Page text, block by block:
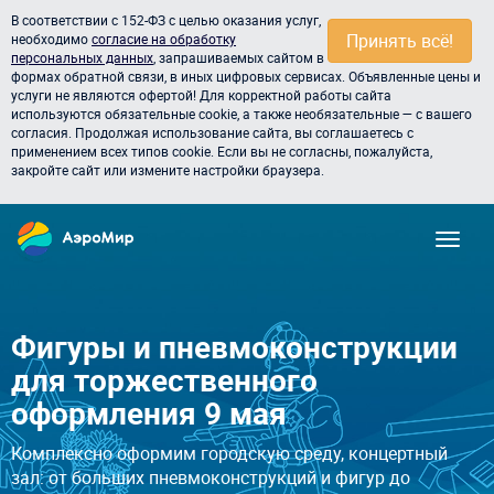
Принять всё!
В соответствии с 152-ФЗ с целью оказания услуг,
необходимосогласие на обработку
персональных данных , запрашиваемых сайтом в
формах обратной связи, в иных цифровых сервисах. Объявленные цены и
услуги не являются офертой! Для корректной работы сайта
используются обязательные cookie, а также необязательные — с вашего
согласия. Продолжая использование сайта, вы соглашаетесь с
применением всех типов cookie. Если вы не согласны, пожалуйста,
закройте сайт или измените настройки браузера.
Фигуры и пневмоконструкции
для торжественного
оформления 9 мая
Комплексно оформим городскую среду, концертный
зал: от больших пневмоконструкций и фигур до